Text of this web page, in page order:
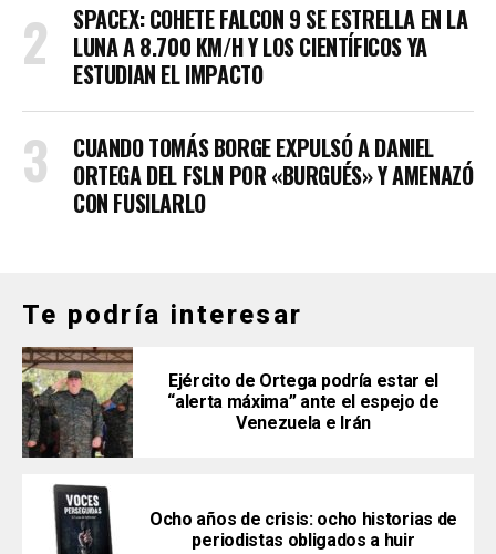
SPACEX: COHETE FALCON 9 SE ESTRELLA EN LA
LUNA A 8.700 KM/H Y LOS CIENTÍFICOS YA
ESTUDIAN EL IMPACTO
CUANDO TOMÁS BORGE EXPULSÓ A DANIEL
ORTEGA DEL FSLN POR «BURGUÉS» Y AMENAZÓ
CON FUSILARLO
Te podría interesar
Ejército de Ortega podría estar el
“alerta máxima” ante el espejo de
Venezuela e Irán
Ocho años de crisis: ocho historias de
periodistas obligados a huir